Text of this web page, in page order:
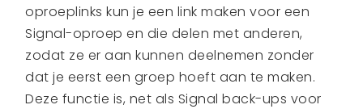
oproeplinks kun je een link maken voor een
Signal-oproep en die delen met anderen,
zodat ze er aan kunnen deelnemen zonder
dat je eerst een groep hoeft aan te maken.
Deze functie is, net als Signal back-ups voor